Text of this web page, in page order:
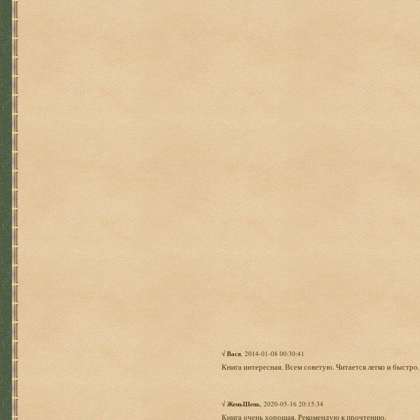
√ Вася, 2014-01-08 00:30:41
Книга интересная. Всем советую. Читается легко и быстро.
√ ЖеньШень, 2020-05-16 20:15:34
Книга очень хорошая. Рекомендую к прочтению.